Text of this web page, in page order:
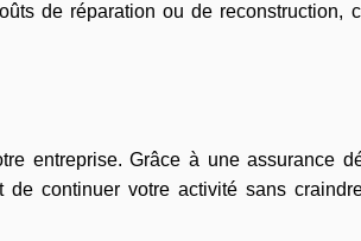
de réparation ou de reconstruction,
entreprise. Grâce à une assurance
continuer votre activité sans